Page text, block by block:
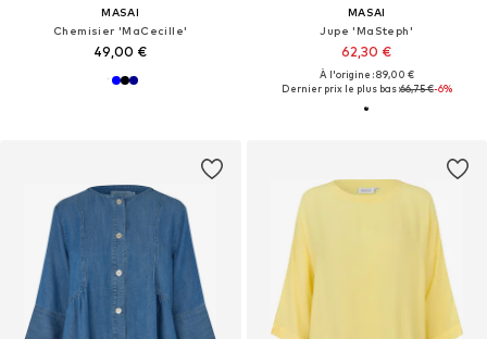
MASAI
Chemisier 'MaCecille'
49,00 €
MASAI
Jupe 'MaSteph'
62,30 €
À l'origine : 89,00 €
Dernier prix le plus bas :66,75 €-6%